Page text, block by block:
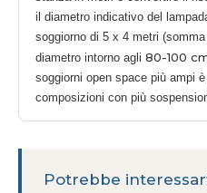
il diametro indicativo del
soggiorno di 5 x 4 metri
diametro intorno agli 80-100
soggiorni open space più ampi
composizioni con più
Potrebbe